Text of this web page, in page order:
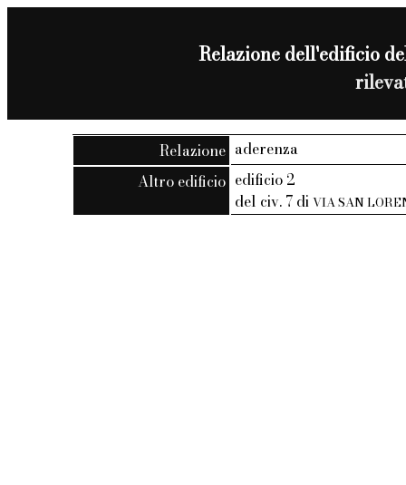
Relazione dell'edificio
Relazione aderenza
Altro edificio edificio 2
del civ. 7 diVIA SAN